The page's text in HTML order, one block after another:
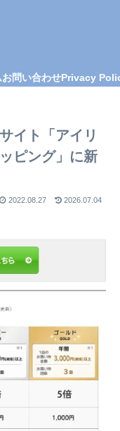
お問い合わせPrivacy
イト「アイリ
ピング」に新
2022.08.27 2026.07.04